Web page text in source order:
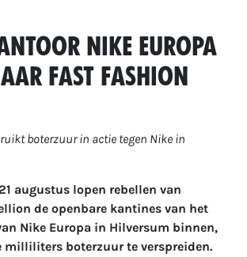
Nike Europa
fast fashion
boterzuurin actie tegen Nike in
augustus lopen rebellen van
de openbare kantines van het
Nike Europa in Hilversum binnen,
milliliters boterzuur te verspreiden.